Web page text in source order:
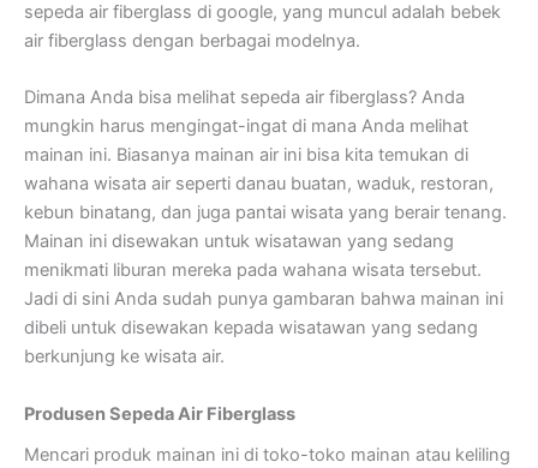
sepeda air fiberglass di google, yang muncul adalah bebek
air fiberglass dengan berbagai modelnya.
Dimana Anda bisa melihat sepeda air fiberglass? Anda
mungkin harus mengingat-ingat di mana Anda melihat
mainan ini. Biasanya mainan air ini bisa kita temukan di
wahana wisata air seperti danau buatan, waduk, restoran,
kebun binatang, dan juga pantai wisata yang berair tenang.
Mainan ini disewakan untuk wisatawan yang sedang
menikmati liburan mereka pada wahana wisata tersebut.
Jadi di sini Anda sudah punya gambaran bahwa mainan ini
dibeli untuk disewakan kepada wisatawan yang sedang
berkunjung ke wisata air.
Produsen Sepeda Air Fiberglass
Mencari produk mainan ini di toko-toko mainan atau keliling